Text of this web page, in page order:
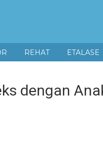
REHAT ETALASE
dengan